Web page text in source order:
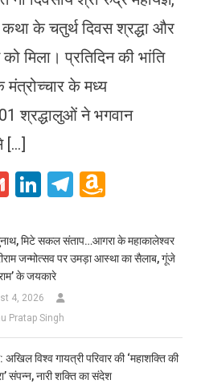
कथा के चतुर्थ दिवस श्रद्धा और
मिला। प्रतिदिन की भांति
मंत्रोच्चार के मध्य
श्रद्धालुओं ने भगवान
[…]
GmailLinkedIn
Telegram
List
मिटे सकल संताप…आगरा के महाकालेश्वर
जन्मोत्सव पर उमड़ा आस्था का सैलाब, गूंजे
के जयकारे
4, 2026
Pratap Singh
अखिल विश्व गायत्री परिवार की ‘महाशक्ति की
संपन्न, नारी शक्ति का संदेश